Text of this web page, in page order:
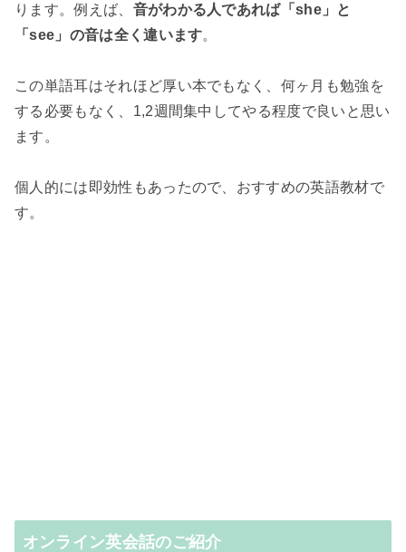
ります。例えば、 音がわかる人であれば「she」と
「see」の音は全く違います。
この単語耳はそれほど厚い本でもなく、何ヶ月も勉強を
する必要もなく、1,2週間集中してやる程度で良いと思い
ます。
個人的には即効性もあったので、おすすめの英語教材で
す。
オンライン英会話のご紹介